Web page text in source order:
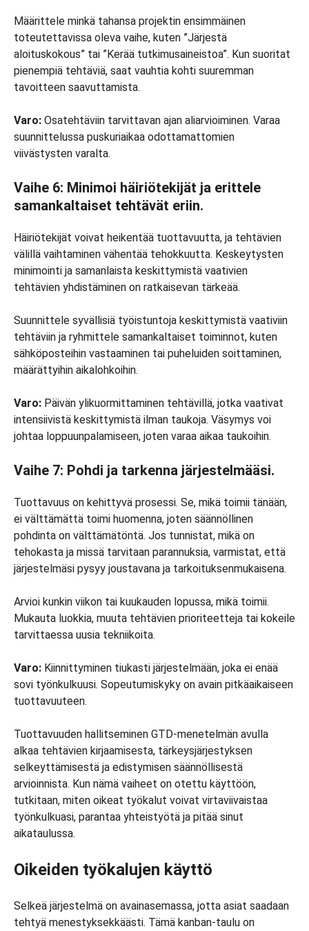
Määrittele minkä tahansa projektin ensimmäinen
toteutettavissa oleva vaihe, kuten ”Järjestä
aloituskokous” tai ”Kerää tutkimusaineistoa”. Kun suoritat
pienempiä tehtäviä, saat vauhtia kohti suuremman
tavoitteen saavuttamista.
Varo: Osatehtäviin tarvittavan ajan aliarvioiminen. Varaa
suunnittelussa puskuriaikaa odottamattomien
viivästysten varalta.
Vaihe 6: Minimoi häiriötekijät ja erittele
samankaltaiset tehtävät eriin.
Häiriötekijät voivat heikentää tuottavuutta, ja tehtävien
välillä vaihtaminen vähentää tehokkuutta. Keskeytysten
minimointi ja samanlaista keskittymistä vaativien
tehtävien yhdistäminen on ratkaisevan tärkeää.
Suunnittele syvällisiä työistuntoja keskittymistä vaativiin
tehtäviin ja ryhmittele samankaltaiset toiminnot, kuten
sähköposteihin vastaaminen tai puheluiden soittaminen,
määrättyihin aikalohkoihin.
Varo: Päivän ylikuormittaminen tehtävillä, jotka vaativat
intensiivistä keskittymistä ilman taukoja. Väsymys voi
johtaa loppuunpalamiseen, joten varaa aikaa taukoihin.
Vaihe 7: Pohdi ja tarkenna järjestelmääsi.
Tuottavuus on kehittyvä prosessi. Se, mikä toimii tänään,
ei välttämättä toimi huomenna, joten säännöllinen
pohdinta on välttämätöntä. Jos tunnistat, mikä on
tehokasta ja missä tarvitaan parannuksia, varmistat, että
järjestelmäsi pysyy joustavana ja tarkoituksenmukaisena.
Arvioi kunkin viikon tai kuukauden lopussa, mikä toimii.
Mukauta luokkia, muuta tehtävien prioriteetteja tai kokeile
tarvittaessa uusia tekniikoita.
Varo: Kiinnittyminen tiukasti järjestelmään, joka ei enää
sovi työnkulkuusi. Sopeutumiskyky on avain pitkäaikaiseen
tuottavuuteen.
Tuottavuuden hallitseminen GTD-menetelmän avulla
alkaa tehtävien kirjaamisesta, tärkeysjärjestyksen
selkeyttämisestä ja edistymisen säännöllisestä
arvioinnista. Kun nämä vaiheet on otettu käyttöön,
tutkitaan, miten oikeat työkalut voivat virtaviivaistaa
työnkulkuasi, parantaa yhteistyötä ja pitää sinut
aikataulussa.
Oikeiden työkalujen käyttö
Selkeä järjestelmä on avainasemassa, jotta asiat saadaan
tehtyä menestyksekkäästi. Tämä kanban-taulu on